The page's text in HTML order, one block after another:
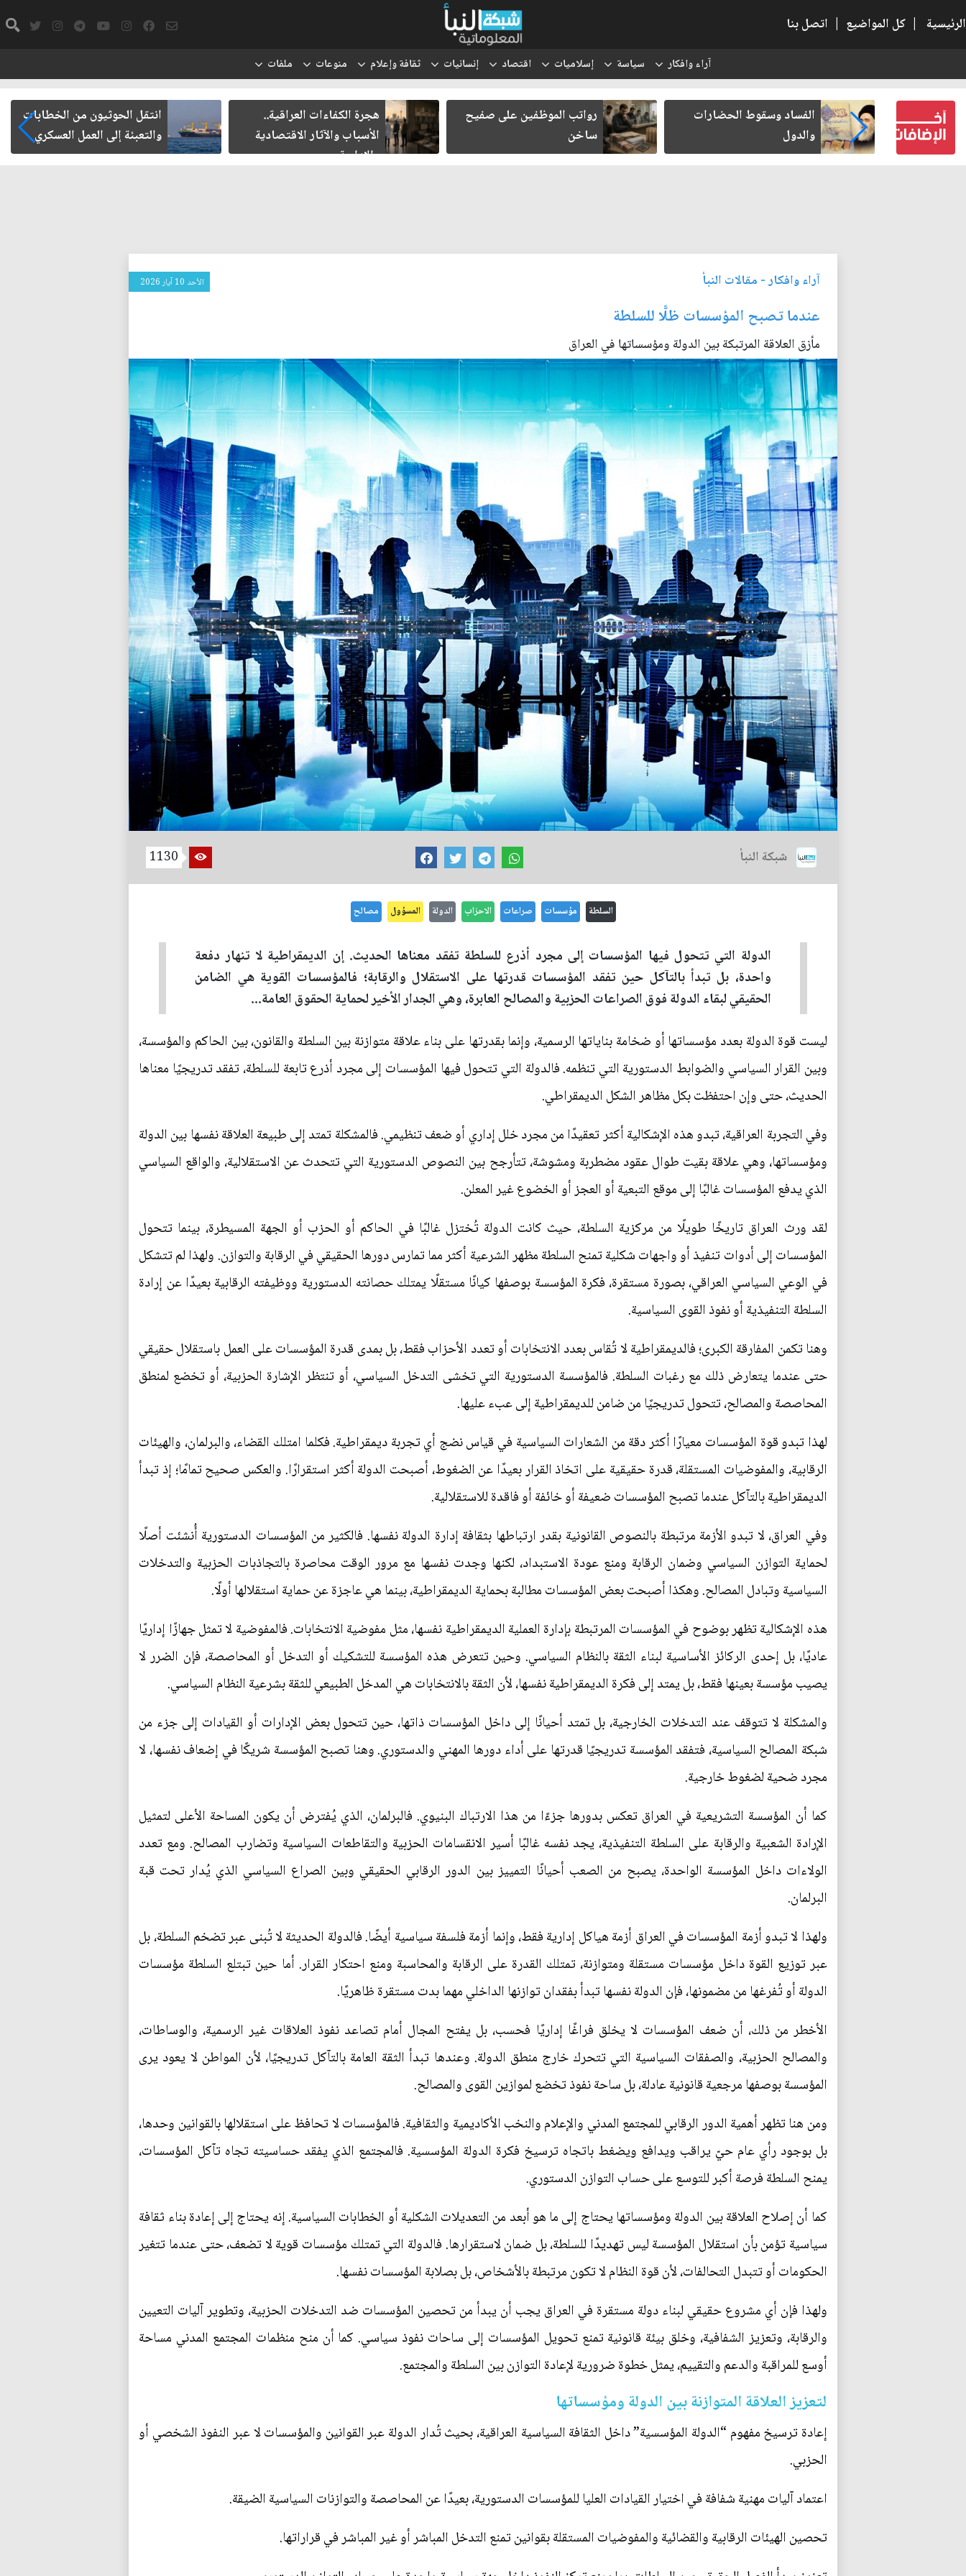
الرئيسية | كل المواضيع | اتصل بنا
آراء وافكار سياسة إسلاميات اقتصاد إنسانيات ثقافة وإعلام منوعات ملفات
كتب لنفسه
الفساد وسقوط الحضارات
والدول
رواتب الموظفين على صفيح
ساخن
هجرة الكفاءات العراقية..
الأسباب والآثار الاقتصادية
والإدارية
انتقل الحوثيون من الخطابات
والتعبئة إلى العمل العسكري
آراء وافكار- مقالات النبأ الأحد 10 آيار 2026
عندما تصبح المؤسسات ظلًّا للسلطة
مأزق العلاقة المرتبكة بين الدولة ومؤسساتها في العراق
شبكة النبأ 1130
السلطة مؤسسات صراعات الاحزاب الدولة المسؤول مصالح
الدولة التي تتحول فيها المؤسسات إلى مجرد أذرع للسلطة تفقد معناها الحديث. إن الديمقراطية لا تنهار دفعة
واحدة، بل تبدأ بالتآكل حين تفقد المؤسسات قدرتها على الاستقلال والرقابة؛ فالمؤسسات القوية هي الضامن
الحقيقي لبقاء الدولة فوق الصراعات الحزبية والمصالح العابرة، وهي الجدار الأخير لحماية الحقوق العامة...
ليست قوة الدولة بعدد مؤسساتها أو ضخامة بناياتها الرسمية، وإنما بقدرتها على بناء علاقة متوازنة بين السلطة والقانون، بين الحاكم والمؤسسة،
وبين القرار السياسي والضوابط الدستورية التي تنظمه. فالدولة التي تتحول فيها المؤسسات إلى مجرد أذرع تابعة للسلطة، تفقد تدريجيًا معناها
الحديث، حتى وإن احتفظت بكل مظاهر الشكل الديمقراطي.
وفي التجربة العراقية، تبدو هذه الإشكالية أكثر تعقيدًا من مجرد خلل إداري أو ضعف تنظيمي. فالمشكلة تمتد إلى طبيعة العلاقة نفسها بين الدولة
ومؤسساتها، وهي علاقة بقيت طوال عقود مضطربة ومشوشة، تتأرجح بين النصوص الدستورية التي تتحدث عن الاستقلالية، والواقع السياسي
الذي يدفع المؤسسات غالبًا إلى موقع التبعية أو العجز أو الخضوع غير المعلن.
لقد ورث العراق تاريخًا طويلًا من مركزية السلطة، حيث كانت الدولة تُختزل غالبًا في الحاكم أو الحزب أو الجهة المسيطرة، بينما تتحول
المؤسسات إلى أدوات تنفيذ أو واجهات شكلية تمنح السلطة مظهر الشرعية أكثر مما تمارس دورها الحقيقي في الرقابة والتوازن. ولهذا لم تتشكل
في الوعي السياسي العراقي، بصورة مستقرة، فكرة المؤسسة بوصفها كيانًا مستقلًا يمتلك حصانته الدستورية ووظيفته الرقابية بعيدًا عن إرادة
السلطة التنفيذية أو نفوذ القوى السياسية.
وهنا تكمن المفارقة الكبرى؛ فالديمقراطية لا تُقاس بعدد الانتخابات أو تعدد الأحزاب فقط، بل بمدى قدرة المؤسسات على العمل باستقلال حقيقي
حتى عندما يتعارض ذلك مع رغبات السلطة. فالمؤسسة الدستورية التي تخشى التدخل السياسي، أو تنتظر الإشارة الحزبية، أو تخضع لمنطق
المحاصصة والمصالح، تتحول تدريجيًا من ضامن للديمقراطية إلى عبء عليها.
لهذا تبدو قوة المؤسسات معيارًا أكثر دقة من الشعارات السياسية في قياس نضج أي تجربة ديمقراطية. فكلما امتلك القضاء، والبرلمان، والهيئات
الرقابية، والمفوضيات المستقلة، قدرة حقيقية على اتخاذ القرار بعيدًا عن الضغوط، أصبحت الدولة أكثر استقرارًا. والعكس صحيح تمامًا؛ إذ تبدأ
الديمقراطية بالتآكل عندما تصبح المؤسسات ضعيفة أو خائفة أو فاقدة للاستقلالية.
وفي العراق، لا تبدو الأزمة مرتبطة بالنصوص القانونية بقدر ارتباطها بثقافة إدارة الدولة نفسها. فالكثير من المؤسسات الدستورية أُنشئت أصلًا
لحماية التوازن السياسي وضمان الرقابة ومنع عودة الاستبداد، لكنها وجدت نفسها مع مرور الوقت محاصرة بالتجاذبات الحزبية والتدخلات
السياسية وتبادل المصالح. وهكذا أصبحت بعض المؤسسات مطالبة بحماية الديمقراطية، بينما هي عاجزة عن حماية استقلالها أولًا.
هذه الإشكالية تظهر بوضوح في المؤسسات المرتبطة بإدارة العملية الديمقراطية نفسها، مثل مفوضية الانتخابات. فالمفوضية لا تمثل جهازًا إداريًا
عاديًا، بل إحدى الركائز الأساسية لبناء الثقة بالنظام السياسي. وحين تتعرض هذه المؤسسة للتشكيك أو التدخل أو المحاصصة، فإن الضرر لا
يصيب مؤسسة بعينها فقط، بل يمتد إلى فكرة الديمقراطية نفسها، لأن الثقة بالانتخابات هي المدخل الطبيعي للثقة بشرعية النظام السياسي.
والمشكلة لا تتوقف عند التدخلات الخارجية، بل تمتد أحيانًا إلى داخل المؤسسات ذاتها، حين تتحول بعض الإدارات أو القيادات إلى جزء من
شبكة المصالح السياسية، فتفقد المؤسسة تدريجيًا قدرتها على أداء دورها المهني والدستوري. وهنا تصبح المؤسسة شريكًا في إضعاف نفسها، لا
مجرد ضحية لضغوط خارجية.
كما أن المؤسسة التشريعية في العراق تعكس بدورها جزءًا من هذا الارتباك البنيوي. فالبرلمان، الذي يُفترض أن يكون المساحة الأعلى لتمثيل
الإرادة الشعبية والرقابة على السلطة التنفيذية، يجد نفسه غالبًا أسير الانقسامات الحزبية والتقاطعات السياسية وتضارب المصالح. ومع تعدد
الولاءات داخل المؤسسة الواحدة، يصبح من الصعب أحيانًا التمييز بين الدور الرقابي الحقيقي وبين الصراع السياسي الذي يُدار تحت قبة
البرلمان.
ولهذا لا تبدو أزمة المؤسسات في العراق أزمة هياكل إدارية فقط، وإنما أزمة فلسفة سياسية أيضًا. فالدولة الحديثة لا تُبنى عبر تضخم السلطة، بل
عبر توزيع القوة داخل مؤسسات مستقلة ومتوازنة، تمتلك القدرة على الرقابة والمحاسبة ومنع احتكار القرار. أما حين تبتلع السلطة مؤسسات
الدولة أو تُفرغها من مضمونها، فإن الدولة نفسها تبدأ بفقدان توازنها الداخلي مهما بدت مستقرة ظاهريًا.
الأخطر من ذلك، أن ضعف المؤسسات لا يخلق فراغًا إداريًا فحسب، بل يفتح المجال أمام تصاعد نفوذ العلاقات غير الرسمية، والوساطات،
والمصالح الحزبية، والصفقات السياسية التي تتحرك خارج منطق الدولة. وعندها تبدأ الثقة العامة بالتآكل تدريجيًا، لأن المواطن لا يعود يرى
المؤسسة بوصفها مرجعية قانونية عادلة، بل ساحة نفوذ تخضع لموازين القوى والمصالح.
ومن هنا تظهر أهمية الدور الرقابي للمجتمع المدني والإعلام والنخب الأكاديمية والثقافية. فالمؤسسات لا تحافظ على استقلالها بالقوانين وحدها،
بل بوجود رأي عام حيّ يراقب ويدافع ويضغط باتجاه ترسيخ فكرة الدولة المؤسسية. فالمجتمع الذي يفقد حساسيته تجاه تآكل المؤسسات،
يمنح السلطة فرصة أكبر للتوسع على حساب التوازن الدستوري.
كما أن إصلاح العلاقة بين الدولة ومؤسساتها يحتاج إلى ما هو أبعد من التعديلات الشكلية أو الخطابات السياسية. إنه يحتاج إلى إعادة بناء ثقافة
سياسية تؤمن بأن استقلال المؤسسة ليس تهديدًا للسلطة، بل ضمان لاستقرارها. فالدولة التي تمتلك مؤسسات قوية لا تضعف، حتى عندما تتغير
الحكومات أو تتبدل التحالفات، لأن قوة النظام لا تكون مرتبطة بالأشخاص، بل بصلابة المؤسسات نفسها.
ولهذا فإن أي مشروع حقيقي لبناء دولة مستقرة في العراق يجب أن يبدأ من تحصين المؤسسات ضد التدخلات الحزبية، وتطوير آليات التعيين
والرقابة، وتعزيز الشفافية، وخلق بيئة قانونية تمنع تحويل المؤسسات إلى ساحات نفوذ سياسي. كما أن منح منظمات المجتمع المدني مساحة
أوسع للمراقبة والدعم والتقييم، يمثل خطوة ضرورية لإعادة التوازن بين السلطة والمجتمع.
لتعزيز العلاقة المتوازنة بين الدولة ومؤسساتها
إعادة ترسيخ مفهوم “الدولة المؤسسية” داخل الثقافة السياسية العراقية، بحيث تُدار الدولة عبر القوانين والمؤسسات لا عبر النفوذ الشخصي أو
الحزبي.
اعتماد آليات مهنية شفافة في اختيار القيادات العليا للمؤسسات الدستورية، بعيدًا عن المحاصصة والتوازنات السياسية الضيقة.
تحصين الهيئات الرقابية والقضائية والمفوضيات المستقلة بقوانين تمنع التدخل المباشر أو غير المباشر في قراراتها.